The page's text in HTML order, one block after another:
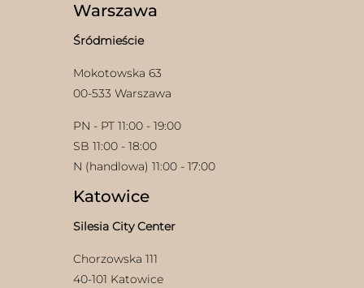
Warszawa
Śródmieście
Mokotowska 63
00-533 Warszawa
PN - PT 11:00 - 19:00
SB 11:00 - 18:00
N (handlowa) 11:00 - 17:00
Katowice
Silesia City Center
Chorzowska 111
40-101 Katowice